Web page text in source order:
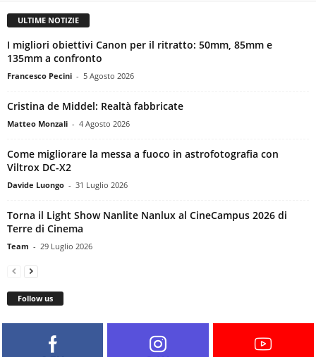
ULTIME NOTIZIE
I migliori obiettivi Canon per il ritratto: 50mm, 85mm e
135mm a confronto
Francesco Pecini - 5 Agosto 2026
Cristina de Middel: Realtà fabbricate
Matteo Monzali - 4 Agosto 2026
Come migliorare la messa a fuoco in astrofotografia con
Viltrox DC-X2
Davide Luongo - 31 Luglio 2026
Torna il Light Show Nanlite Nanlux al CineCampus 2026 di
Terre di Cinema
Team - 29 Luglio 2026
Follow us